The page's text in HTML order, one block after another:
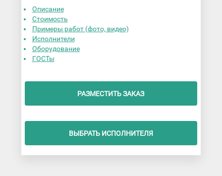
Описание
Стоимость
Примеры работ (фото, видео)
Исполнители
Оборудование
ГОСТы
РАЗМЕСТИТЬ ЗАКАЗ
ВЫБРАТЬ ИСПОЛНИТЕЛЯ